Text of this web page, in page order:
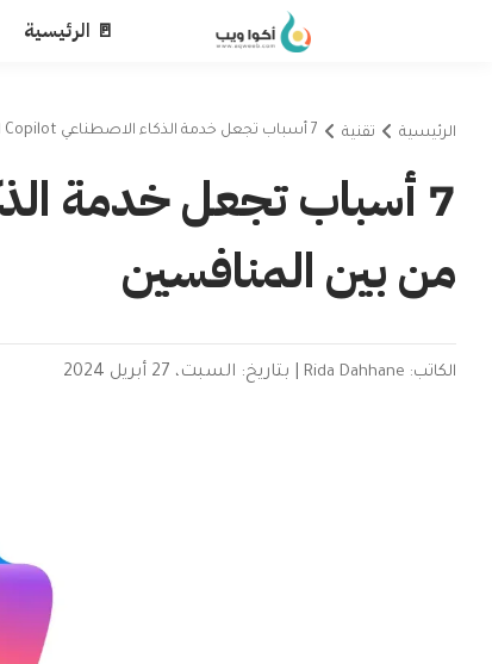
🚪 الرئيسية
الرئيسية تقنية 7 أسباب تجعل خدمة الذكاء الاصطناعي Copilot الأفضل من بين المنافسين
من بين المنافسين
الكاتب: Rida Dahhane بتاريخ: السبت، 27 أبريل 2024